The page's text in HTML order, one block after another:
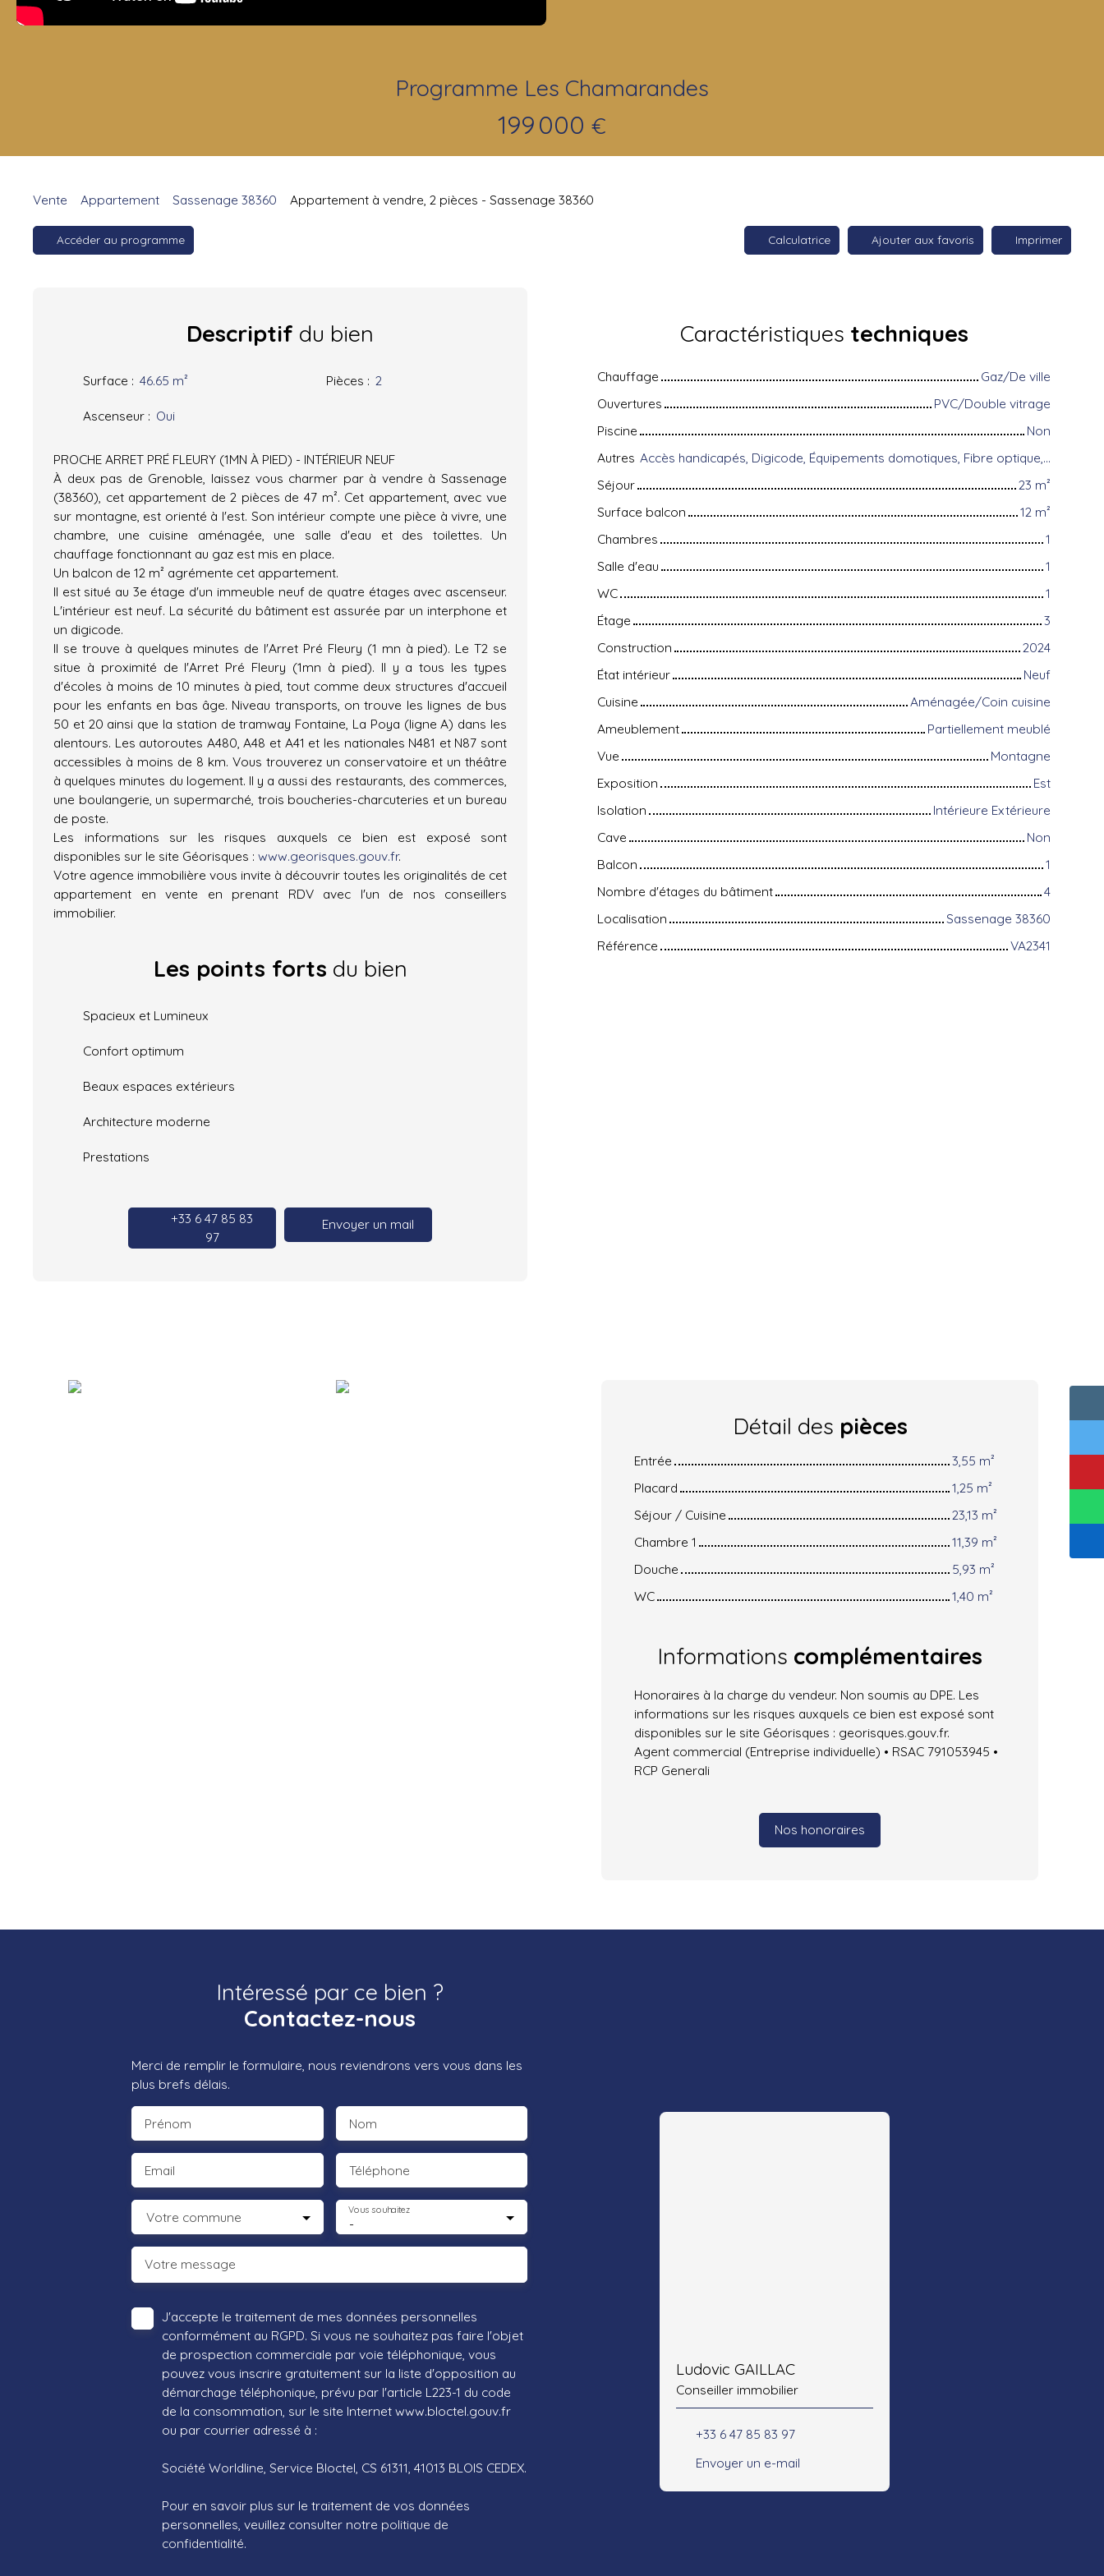
Programme Les Chamarandes
199 000 €
Vente Appartement Sassenage 38360 Appartement à vendre, 2 pièces - Sassenage 38360
Accéder au programme Calculatrice Ajouter aux favoris Imprimer
Descriptif du bien
Surface : 46.65 m² Pièces : 2
Ascenseur : Oui
PROCHE ARRET PRÉ FLEURY (1MN À PIED) - INTÉRIEUR NEUF
À deux pas de Grenoble, laissez vous charmer par à vendre à Sassenage
(38360), cet appartement de 2 pièces de 47 m². Cet appartement, avec vue
sur montagne, est orienté à l'est. Son intérieur compte une pièce à vivre, une
chambre, une cuisine aménagée, une salle d'eau et des toilettes. Un
chauffage fonctionnant au gaz est mis en place.
Un balcon de 12 m² agrémente cet appartement.
Il est situé au 3e étage d'un immeuble neuf de quatre étages avec ascenseur.
L'intérieur est neuf. La sécurité du bâtiment est assurée par un interphone et
un digicode.
Il se trouve à quelques minutes de l'Arret Pré Fleury (1 mn à pied). Le T2 se
situe à proximité de l'Arret Pré Fleury (1mn à pied). Il y a tous les types
d'écoles à moins de 10 minutes à pied, tout comme deux structures d'accueil
pour les enfants en bas âge. Niveau transports, on trouve les lignes de bus
50 et 20 ainsi que la station de tramway Fontaine, La Poya (ligne A) dans les
alentours. Les autoroutes A480, A48 et A41 et les nationales N481 et N87 sont
accessibles à moins de 8 km. Vous trouverez un conservatoire et un théâtre
à quelques minutes du logement. Il y a aussi des restaurants, des commerces,
une boulangerie, un supermarché, trois boucheries-charcuteries et un bureau
de poste.
Les informations sur les risques auxquels ce bien est exposé sont
disponibles sur le site Géorisques : www.georisques.gouv.fr.
Votre agence immobilière vous invite à découvrir toutes les originalités de cet
appartement en vente en prenant RDV avec l'un de nos conseillers
immobilier.
Les points forts du bien
Spacieux et Lumineux
Confort optimum
Beaux espaces extérieurs
Architecture moderne
Prestations
+33 6 47 85 83
97
Envoyer un mail
Caractéristiques techniques
Chauffage
Gaz/De ville
Ouvertures
PVC/Double vitrage
Piscine
Non
Autres
Accès handicapés, Digicode, Équipements domotiques, Fibre optique, Interphone, Local à vélo, Portail motorisé, Visiophone, Volets électriques
Séjour
23 m²
Surface balcon
12 m²
Chambres
1
Salle d'eau
1
WC
1
Étage
3
Construction
2024
État intérieur
Neuf
Cuisine
Aménagée/Coin cuisine
Ameublement
Partiellement meublé
Vue
Montagne
Exposition
Est
Isolation
Intérieure Extérieure
Cave
Non
Balcon
1
Nombre d'étages du bâtiment
4
Localisation
Sassenage 38360
Référence
VA2341
Détail des pièces
Entrée
3,55 m²
Placard
1,25 m²
Séjour / Cuisine
23,13 m²
Chambre 1
11,39 m²
Douche
5,93 m²
WC
1,40 m²
Informations complémentaires
Honoraires à la charge du vendeur. Non soumis au DPE. Les
informations sur les risques auxquels ce bien est exposé sont
disponibles sur le site Géorisques : georisques.gouv.fr.
Agent commercial (Entreprise individuelle) • RSAC 791053945 •
RCP Generali
Nos honoraires
Intéressé par ce bien ?
Contactez-nous
Merci de remplir le formulaire, nous reviendrons vers vous dans les
plus brefs délais.
Prénom Nom
Email Téléphone
Votre commune -
Vous souhaitez
Votre message
J'accepte le traitement de mes données personnelles
conformément au RGPD. Si vous ne souhaitez pas faire l'objet
de prospection commerciale par voie téléphonique, vous
pouvez vous inscrire gratuitement sur la liste d'opposition au
démarchage téléphonique, prévu par l'article L223-1 du code
de la consommation, sur le site Internet www.bloctel.gouv.fr
ou par courrier adressé à :
Société Worldline, Service Bloctel, CS 61311, 41013 BLOIS CEDEX.
Pour en savoir plus sur le traitement de vos données
personnelles, veuillez consulter notre politique de
confidentialité.
Ludovic GAILLAC
Conseiller immobilier
+33 6 47 85 83 97
Envoyer un e-mail